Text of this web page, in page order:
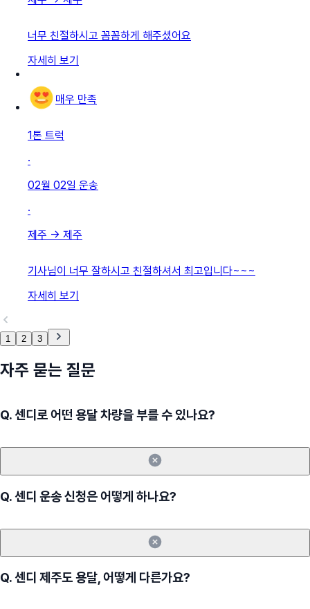
너무 친절하시고 꼼꼼하게 해주셨어요
자세히 보기
매우 만족
1톤 트럭
·
02월 02일 운송
·
제주 → 제주
기사님이 너무 잘하시고 친절하셔서 최고입니다~~~
자세히 보기
1 2 3
자주 묻는 질문
Q.센디로 어떤 용달 차량을 부를 수 있나요?
Q.센디 운송 신청은 어떻게 하나요?
Q.센디 제주도 용달, 어떻게 다른가요?